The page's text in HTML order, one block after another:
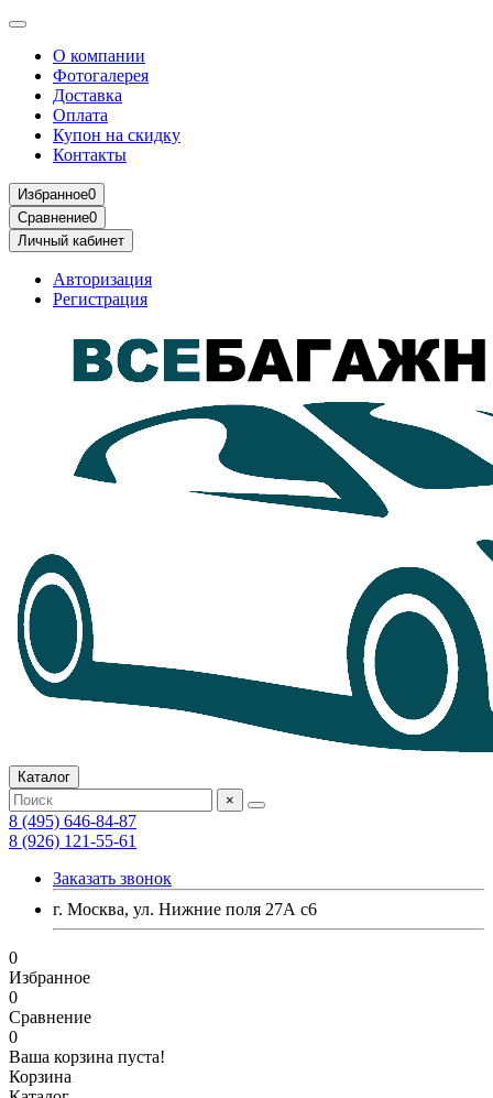
О компании
Фотогалерея
Доставка
Оплата
Купон на скидку
Контакты
Избранное0
Сравнение0
Личный кабинет
Авторизация
Регистрация
Каталог
×
8 (495) 646-84-87
8 (926) 121-55-61
Заказать звонок
г. Москва, ул. Нижние поля 27А с6
0
Избранное
0
Сравнение
0
Ваша корзина пуста!
Корзина